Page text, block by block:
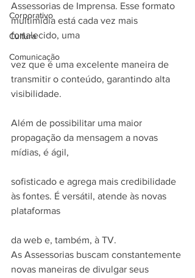
Corporativo
Cultura
Comunicação
Assessorias de Imprensa. Esse formato
multimídia está cada vez mais
fortalecido, uma
vez que é uma excelente maneira de
transmitir o conteúdo, garantindo alta
visibilidade.
Além de possibilitar uma maior
propagação da mensagem a novas
mídias, é ágil,
sofisticado e agrega mais credibilidade
às fontes. É versátil, atende às novas
plataformas
da web e, também, à TV.
As Assessorias buscam constantemente
novas maneiras de divulgar seus